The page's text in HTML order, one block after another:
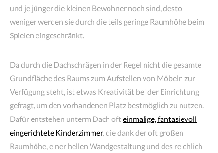
und je jünger die kleinen Bewohner noch sind, desto
weniger werden sie durch die teils geringe Raumhöhe beim
Spielen eingeschränkt.
Da durch die Dachschrägen in der Regel nicht die gesamte
Grundfläche des Raums zum Aufstellen von Möbeln zur
Verfügung steht, ist etwas Kreativität bei der Einrichtung
gefragt, um den vorhandenen Platz bestmöglich zu nutzen.
Dafür entstehen unterm Dach ofteinmalige, fantasievoll
eingerichtete Kinderzimmer, die dank der oft großen
Raumhöhe, einer hellen Wandgestaltung und des reichlich